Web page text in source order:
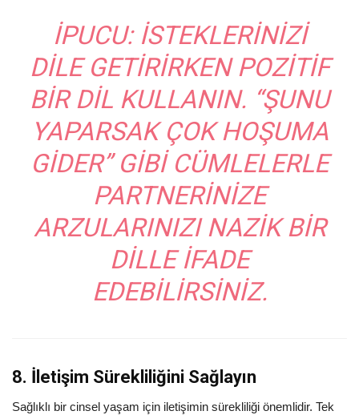
İPUCU:İSTEKLERINIZI
DILE GETIRIRKEN POZITIF
BIR DIL KULLANIN. “ŞUNU
YAPARSAK ÇOK HOŞUMA
GIDER” GIBI CÜMLELERLE
PARTNERINIZE
ARZULARINIZI NAZIK BIR
DILLE IFADE
EDEBILIRSINIZ.
8. İletişim Sürekliliğini Sağlayın
Sağlıklı bir cinsel yaşam için iletişimin sürekliliği önemlidir. Tek